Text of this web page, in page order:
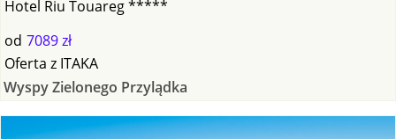
Hotel Riu Touareg *****
od 7089 zł
Oferta z ITAKA
Wyspy Zielonego Przylądka